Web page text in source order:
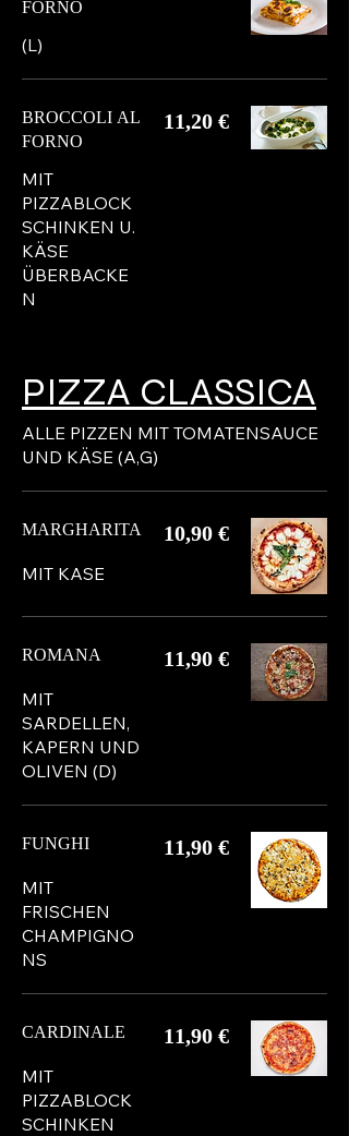
FORNO
(L)
BROCCOLI AL
FORNO
MIT
PIZZABLOCK
SCHINKEN U.
KÄSE
ÜBERBACKE
N
11,20 €
PIZZA CLASSICA
ALLE PIZZEN MIT TOMATENSAUCE
UND KÄSE (A,G)
MARGHARITA
MIT KASE
10,90 €
ROMANA
MIT
SARDELLEN,
KAPERN UND
OLIVEN (D)
11,90 €
FUNGHI
MIT
FRISCHEN
CHAMPIGNO
NS
11,90 €
CARDINALE
MIT
PIZZABLOCK
SCHINKEN
11,90 €